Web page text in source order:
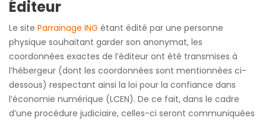
Éditeur
Le site Parrainage ING étant édité par une personne
physique souhaitant garder son anonymat, les
coordonnées exactes de l’éditeur ont été transmises à
l’hébergeur (dont les coordonnées sont mentionnées ci-
dessous) respectant ainsi la loi pour la confiance dans
l’économie numérique (LCEN). De ce fait, dans le cadre
d’une procédure judiciaire, celles-ci seront communiquées